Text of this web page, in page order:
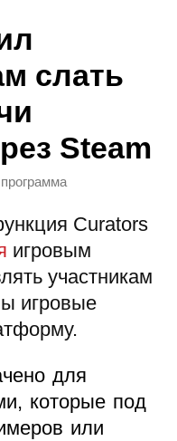
слать
Steam
Curators
игровым
участникам
игровые
для
которые под
или